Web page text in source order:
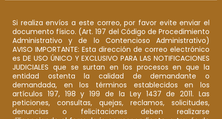
Si realiza envíos a este correo, por favor evite enviar el
documento físico. (Art. 197 del Código de Procedimiento
Administrativo y de lo Contencioso Administrativo)
AVISO IMPORTANTE: Esta dirección de correo electrónico
es DE USO ÚNICO Y EXCLUSIVO PARA LAS NOTIFICACIONES
JUDICIALES que se surtan en los procesos en que la
entidad ostenta la calidad de demandante o
demandada, en los términos establecidos en los
artículos 197, 198 y 199 de la Ley 1437 de 2011. Las
peticiones, consultas, quejas, reclamos, solicitudes,
denuncias o felicitaciones deben realizarse